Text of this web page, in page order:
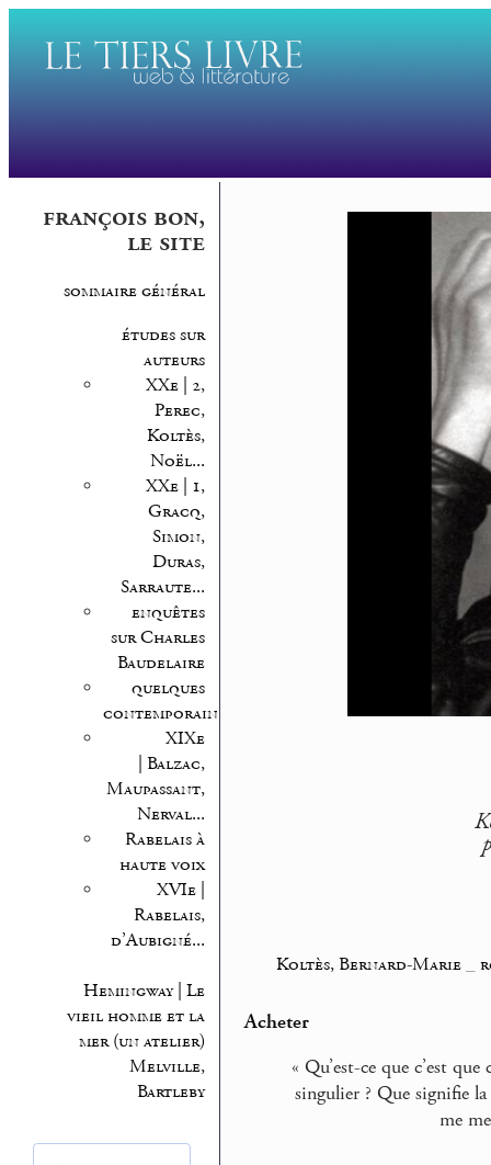
françois bon,
le site
sommaire général
études sur
auteurs
XXe | 2,
Perec,
Koltès,
Noël...
XXe | 1,
Gracq,
Simon,
Duras,
Sarraute...
enquêtes
sur Charles
Baudelaire
quelques
contemporains
XIXe
| Balzac,
Maupassant,
Nerval...
Rabelais à
haute voix
XVIe |
Rabelais,
d’Aubigné...
Hemingway | Le
vieil homme et la
mer (un atelier)
Melville,
Bartleby
Koltès, Bernard-Marie
Acheter
« Qu’est-ce que c’est
singulier ? Que signifie
me